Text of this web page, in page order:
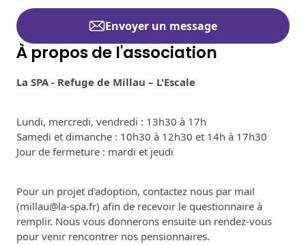
À propos de l'association
La SPA - Refuge de Millau – L'Escale
Lundi, mercredi, vendredi : 13h30 à 17h
Samedi et dimanche : 10h30 à 12h30 et 14h à 17h30
Jour de fermeture : mardi et jeudi
Pour un projet d'adoption, contactez nous par mail
(millau@la-spa.fr) afin de recevoir le questionnaire à
remplir. Nous vous donnerons ensuite un rendez-vous
pour venir rencontrer nos pensionnaires.
Envoyer un message